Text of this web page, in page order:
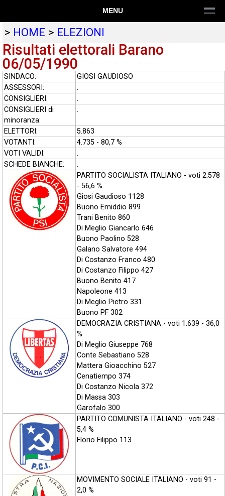
MENU
> HOME > ELEZIONI
Risultati elettorali Barano
06/05/1990
SINDACO:
GIOSI GAUDIOSO
ASSESSORI:
.
CONSIGLIERI:
.
CONSIGLIERI di
minoranza:
.
ELETTORI:
5.863
VOTANTI:
4.735 - 80,7 %
VOTI VALIDI:
.
SCHEDE BIANCHE:
.
PARTITO SOCIALISTA ITALIANO - voti 2.578
- 56,6 %
Giosi Gaudioso 1128
Buono Emiddio 899
Trani Benito 860
Di Meglio Giancarlo 646
Buono Paolino 528
Galano Salvatore 494
Di Costanzo Franco 480
Di Costanzo Filippo 427
Buono Benito 417
Napoleone 413
Di Meglio Pietro 331
Buono PF 302
DEMOCRAZIA CRISTIANA - voti 1.639 - 36,0
%
Di Meglio Giuseppe 768
Conte Sebastiano 528
Mattera Gioacchino 527
Cenatiempo 374
Di Costanzo Nicola 372
Di Massa 303
Garofalo 300
PARTITO COMUNISTA ITALIANO - voti 248 -
5,4 %
Florio Filippo 113
MOVIMENTO SOCIALE ITALIANO - voti 91 -
2,0 %